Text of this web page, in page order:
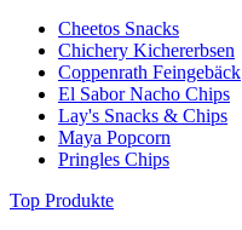
Cheetos Snacks
Chichery Kichererbsen
Coppenrath Feingebäck
El Sabor Nacho Chips
Lay's Snacks & Chips
Maya Popcorn
Pringles Chips
Top Produkte